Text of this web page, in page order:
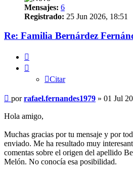
Mensajes: 6
Registrado: 25 Jun 2026, 18:51
Re: Familia Bernárdez
Citar
Mensaje
porrafael.fernandes1979 » 01 Jul
Hola amigo,
Muchas gracias por tu mensaje y por
enviado. Me ha resultado muy
comentas sobre el origen del apellido
Melón. No conocía esa posibilidad.